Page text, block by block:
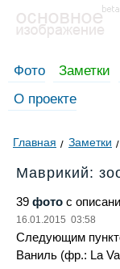
Фото Заметки
О проекте
Главная Заметки
Маврикий:
39 фото с
16.01.2015 03:58
Следующим
Ваниль (фр.: La